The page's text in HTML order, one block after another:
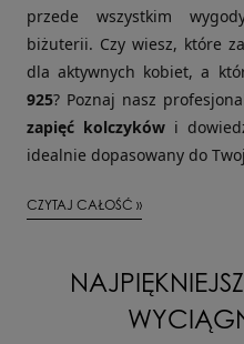
przede wszystkim
biżuterii. Czy wiesz, które
dla aktywnych kobiet, a
925? Poznaj nasz
zapięć kolczyków i
idealnie dopasowany do
CZYTAJ CAŁOŚĆ »